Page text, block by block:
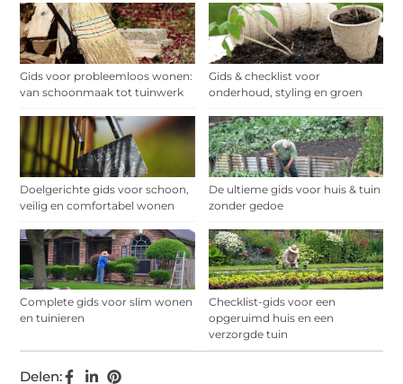
Gids voor probleemloos wonen:
van schoonmaak tot tuinwerk
Gids & checklist voor
onderhoud, styling en groen
Doelgerichte gids voor schoon,
veilig en comfortabel wonen
De ultieme gids voor huis & tuin
zonder gedoe
Complete gids voor slim wonen
en tuinieren
Checklist-gids voor een
opgeruimd huis en een
verzorgde tuin
Delen: